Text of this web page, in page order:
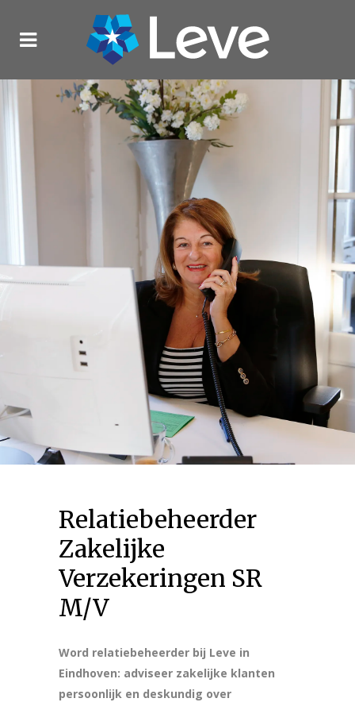
Relatiebeheerder
Zakelijke
Verzekeringen SR
M/V
Word relatiebeheerder bij Leve in
Eindhoven: adviseer zakelijke klanten
persoonlijk en deskundig over